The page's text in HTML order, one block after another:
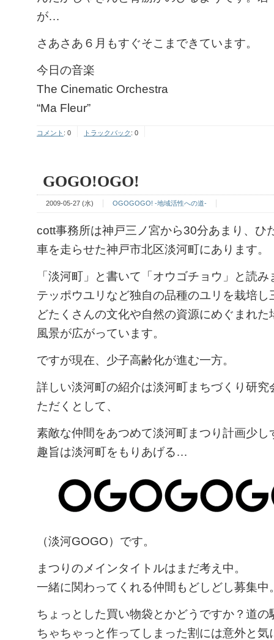
が…
さあさあ６月もすぐそこまできています。
今日の音楽
The Cinematic Orchestra
“Ma Fleur”
コメント : 0 トラックバック : 0
GOGO!OGO!
2009-05-27 (水) OGOGOGO! -地域活性への道-
cott事務所は神戸三ノ宮から30分あまり、ひ
車を走らせた神戸市北区淡河町にあります。
「淡河町」と書いて「オウゴチョウ」と読み
テッポウユリなど独自の品種のユリを栽培し
どたくさんの文化や自然の資源にめぐまれ
風景が広がっています。
ですが現在、少子高齢化が進む一方。
詳しい淡河町の紹介は淡河町まちづくり研究
ただくとして、
素敵な仲間をあつめて淡河町まつり計画少し
趣旨は淡河町をもりあげる…
（淡河GOGO）です。
まつりのメインタイトルはまだ考え中。
一緒に関わってくれる仲間もどしどし募集中
ちょっとした買い物袋とかどうですか？道の
ちゃちゃっと作ってしまった割には意外と気